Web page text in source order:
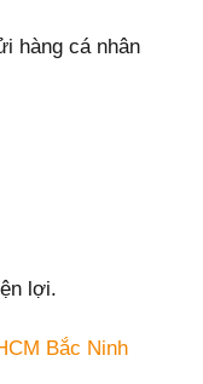
hàng cá nhân
lợi.
Bắc Ninh